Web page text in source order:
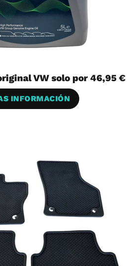
VW solo por 46,95 €
INFORMACIÓN